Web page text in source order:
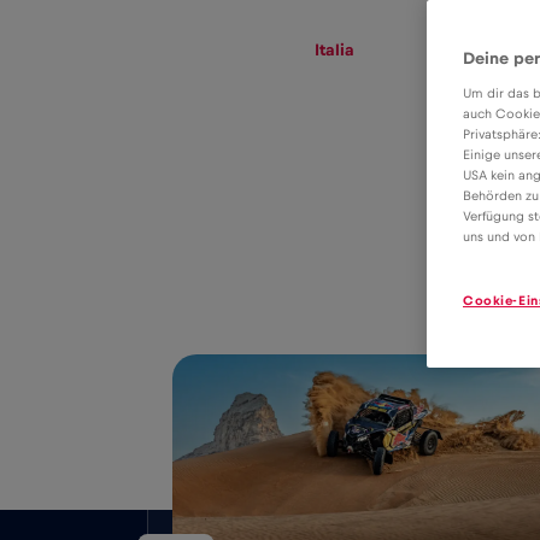
Italia
2€/
Deine
Um dir das
auch
Einige
USA kein
Behörden
Verfügung
uns und von
Cookie-